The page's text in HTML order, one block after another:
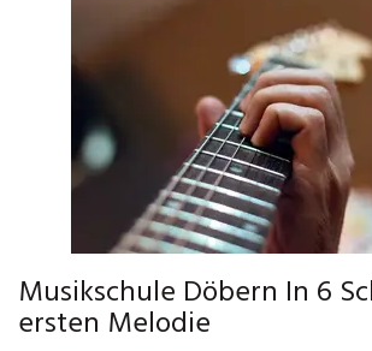
Musikschule Döbern In 6
ersten Melodie